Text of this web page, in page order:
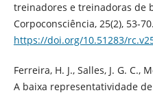
treinadores e treinadoras de
Corpoconsciência, 25(2), 53-70.
https://doi.org/10.51283/
Ferreira, H. J., Salles, J. G. C.,
A baixa representatividade